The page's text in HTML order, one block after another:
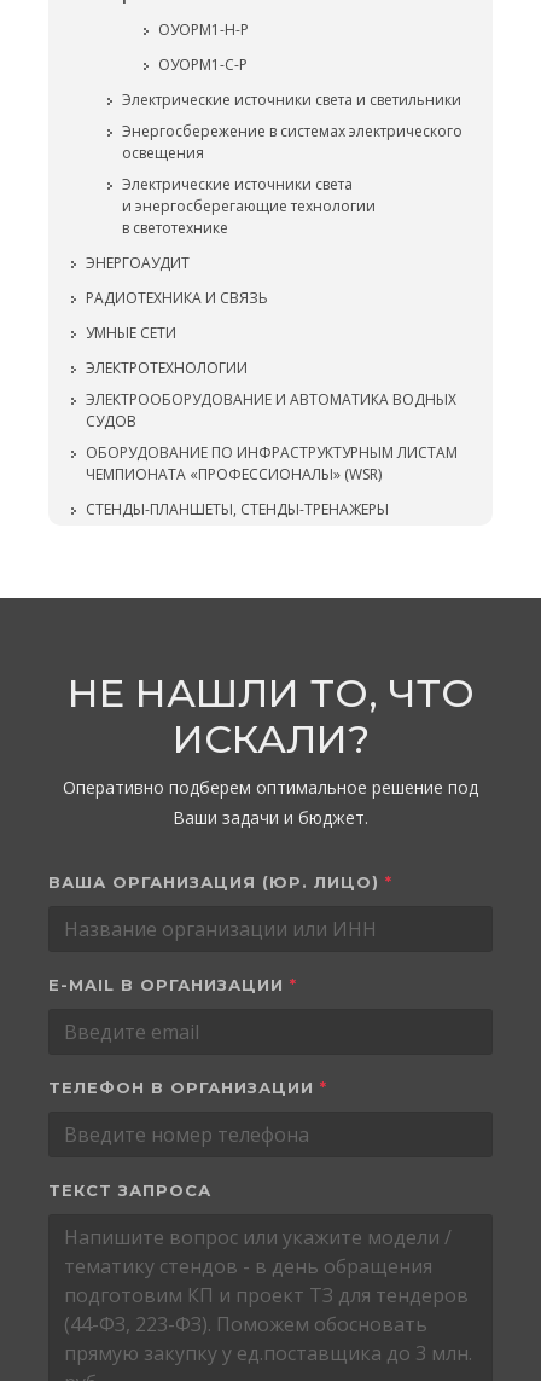
ОУОРМ1-Н-Р
ОУОРМ1-С-Р
Электрические источники света и светильники
Энергосбережение в системах электрического
освещения
Электрические источники света
и энергосберегающие технологии
в светотехнике
ЭНЕРГОАУДИТ
РАДИОТЕХНИКА И СВЯЗЬ
УМНЫЕ СЕТИ
ЭЛЕКТРОТЕХНОЛОГИИ
ЭЛЕКТРООБОРУДОВАНИЕ И АВТОМАТИКА ВОДНЫХ
СУДОВ
ОБОРУДОВАНИЕ ПО ИНФРАСТРУКТУРНЫМ ЛИСТАМ
ЧЕМПИОНАТА «ПРОФЕССИОНАЛЫ» (WSR)
СТЕНДЫ-ПЛАНШЕТЫ, СТЕНДЫ-ТРЕНАЖЕРЫ
НЕ НАШЛИ ТО, ЧТО
ИСКАЛИ?
Оперативно подберем оптимальное решение под
Ваши задачи и бюджет.
ВАША ОРГАНИЗАЦИЯ (ЮР. ЛИЦО) *
E-MAIL В ОРГАНИЗАЦИИ *
ТЕЛЕФОН В ОРГАНИЗАЦИИ *
ТЕКСТ ЗАПРОСА